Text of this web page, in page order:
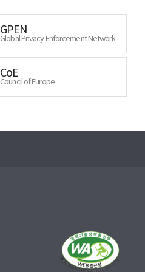
GPEN
Global Privacy Enforcement Network
CoE
Council of Europe